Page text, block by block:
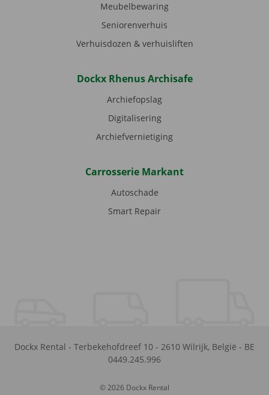
Meubelbewaring
Seniorenverhuis
Verhuisdozen & verhuisliften
Dockx Rhenus Archisafe
Archiefopslag
Digitalisering
Archiefvernietiging
Carrosserie Markant
Autoschade
Smart Repair
Dockx Rental - Terbekehofdreef 10 - 2610 Wilrijk, België - BE
0449.245.996
© 2026 Dockx Rental